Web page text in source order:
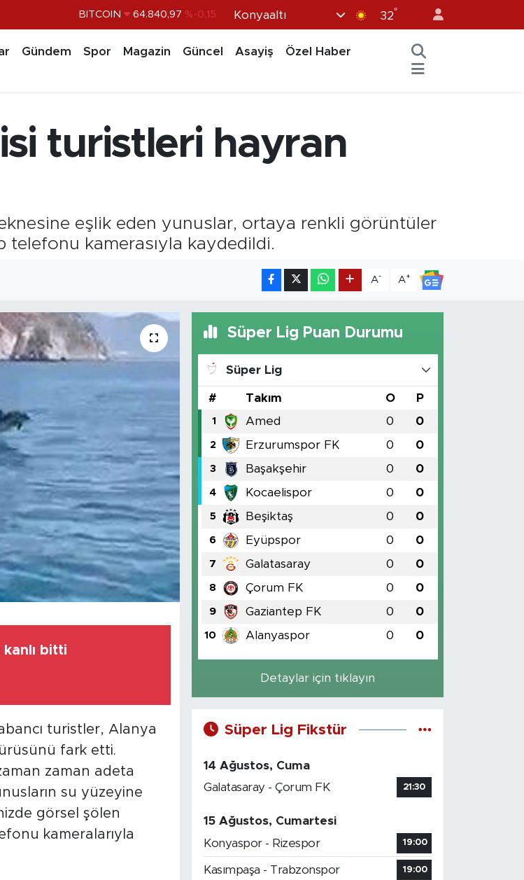
BITCOIN 64.840,97 %-0.15
BİST100 13.779 %-14
Konyaaltı 32°
Gündem Spor Magazin Güncel Asayiş
Özel Haber
turistleri hayran
eşlik eden yunuslar, ortaya renkli görüntüler
telefonu kamerasıyla kaydedildi.
A- A+
kanlı bitti
turistler, Alanya
fark etti.
zaman adeta
su yüzeyine
görsel şölen
kameralarıyla
Süper Lig Puan Durumu
Süper Lig
# Takım O P
1 Amed 0 0
2 Erzurumspor FK 0 0
3 Başakşehir 0 0
4 Kocaelispor 0 0
5 Beşiktaş 0 0
6 Eyüpspor 0 0
7 Galatasaray 0 0
8 Çorum FK 0 0
9 Gaziantep FK 0 0
10 Alanyaspor 0 0
Detaylar için tıklayın
Süper Lig Fikstür
14 Ağustos, Cuma
Galatasaray - Çorum FK
21:30
15 Ağustos, Cumartesi
Konyaspor - Rizespor
19:00
Kasımpaşa - Trabzonspor 19:00